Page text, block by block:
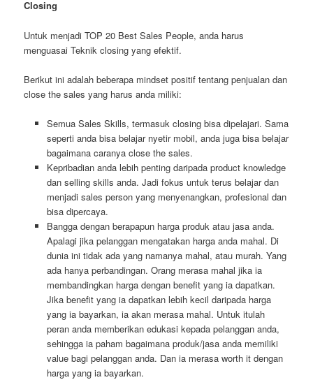
Closing
Untuk menjadi TOP 20 Best Sales People, anda harus
menguasai Teknik closing yang efektif.
Berikut ini adalah beberapa mindset positif tentang penjualan dan
close the sales yang harus anda miliki:
Semua Sales Skills, termasuk closing bisa dipelajari. Sama
seperti anda bisa belajar nyetir mobil, anda juga bisa belajar
bagaimana caranya close the sales.
Kepribadian anda lebih penting daripada product knowledge
dan selling skills anda. Jadi fokus untuk terus belajar dan
menjadi sales person yang menyenangkan, profesional dan
bisa dipercaya.
Bangga dengan berapapun harga produk atau jasa anda.
Apalagi jika pelanggan mengatakan harga anda mahal. Di
dunia ini tidak ada yang namanya mahal, atau murah. Yang
ada hanya perbandingan. Orang merasa mahal jika ia
membandingkan harga dengan benefit yang ia dapatkan.
Jika benefit yang ia dapatkan lebih kecil daripada harga
yang ia bayarkan, ia akan merasa mahal. Untuk itulah
peran anda memberikan edukasi kepada pelanggan anda,
sehingga ia paham bagaimana produk/jasa anda memiliki
value bagi pelanggan anda. Dan ia merasa worth it dengan
harga yang ia bayarkan.